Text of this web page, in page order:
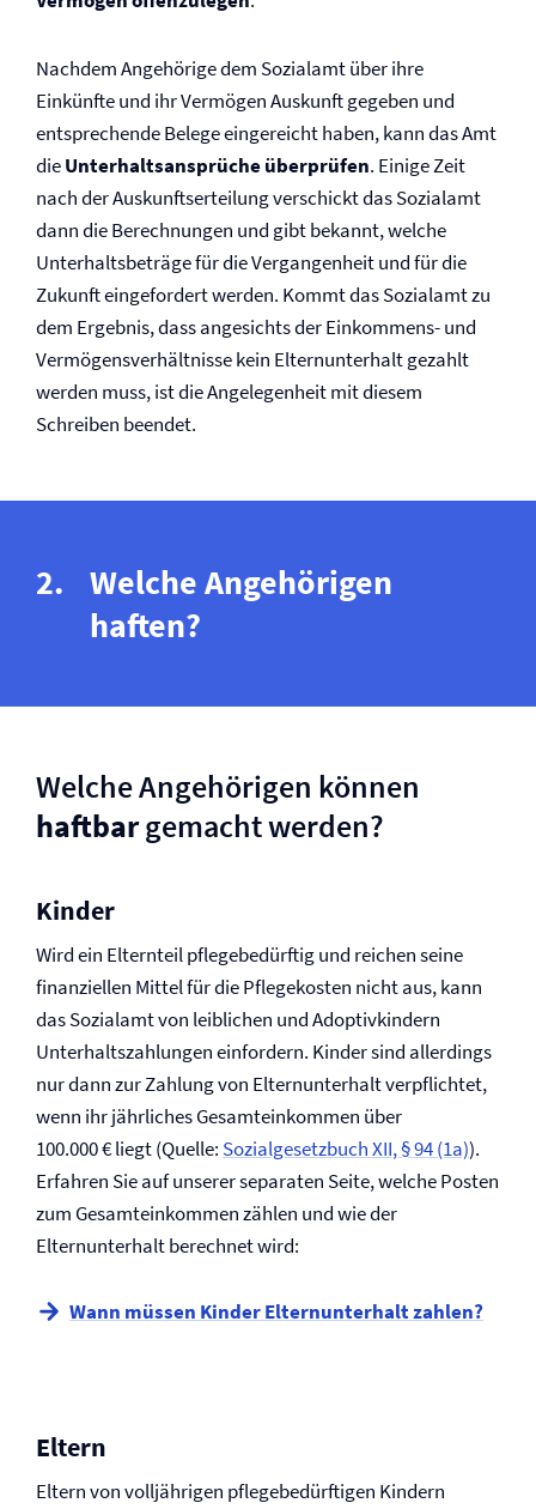
Nachdem Angehörige dem Sozialamt über ihre
Einkünfte und ihr Vermögen Auskunft gegeben und
entsprechende Belege eingereicht haben, kann das Amt
dieUnterhaltsansprüche überprüfen. Einige Zeit
nach der Auskunftserteilung verschickt das Sozialamt
dann die Berechnungen und gibt bekannt, welche
Unterhaltsbeträge für die Vergangenheit und für die
Zukunft eingefordert werden. Kommt das Sozialamt zu
dem Ergebnis, dass angesichts der Einkommens- und
Vermögensverhältnisse kein Elternunterhalt gezahlt
werden muss, ist die Angelegenheit mit diesem
Schreiben beendet.
Welche Angehörigen
haften?
Welche Angehörigen können
haftbargemacht werden?
Kinder
Wird ein Elternteil pflegebedürftig und reichen seine
finanziellen Mittel für die Pflegekosten nicht aus, kann
das Sozialamt von leiblichen und Adoptivkindern
Unterhaltszahlungen einfordern. Kinder sind allerdings
nur dann zur Zahlung von Elternunterhalt verpflichtet,
wenn ihr jährliches Gesamteinkommen über
100.000 € liegt (Quelle: Sozialgesetzbuch XII, § 94 (1a)).
Erfahren Sie auf unserer separaten Seite, welche Posten
zum Gesamteinkommen zählen und wie der
Elternunterhalt berechnet wird:
Wann müssen Kinder Elternunterhalt zahlen?
Eltern
Eltern von volljährigen pflegebedürftigen Kindern